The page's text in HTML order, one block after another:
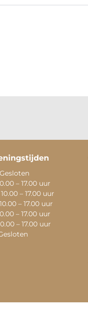
– 17.00 uur
– 17.00 uur
– 17.00 uur
– 17.00 uur
– 17.00 uur